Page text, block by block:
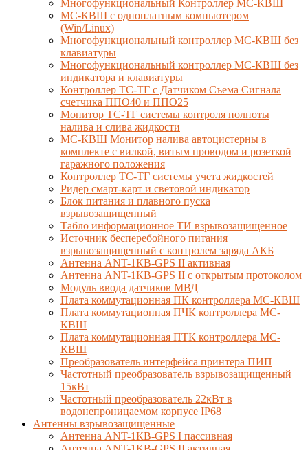
Многофункциональный Контроллер МС-КВШ
МС-КВШ с одноплатным компьютером
(Win/Linux)
Многофункциональный контроллер МС-КВШ без
клавиатуры
Многофункциональный контроллер МС-КВШ без
индикатора и клавиатуры
Контроллер ТС-ТГ с Датчиком Съема Сигнала
счетчика ППО40 и ППО25
Монитор ТС-ТГ системы контроля полноты
налива и слива жидкости
МС-КВШ Монитор налива автоцистерны в
комплекте с вилкой, витым проводом и розеткой
гаражного положения
Контроллер ТС-ТГ системы учета жидкостей
Ридер смарт-карт и световой индикатор
Блок питания и плавного пуска
взрывозащищенный
Табло информационное ТИ взрывозащищенное
Источник бесперебойного питания
взрывозащищенный с контролем заряда АКБ
Антенна ANT-1КВ-GPS II активная
Антенна ANT-1КВ-GPS II с открытым протоколом
Модуль ввода датчиков МВД
Плата коммутационная ПК контроллера МС-КВШ
Плата коммутационная ПЧК контроллера МС-
КВШ
Плата коммутационная ПТК контроллера МС-
КВШ
Преобразователь интерфейса принтера ПИП
Частотный преобразователь взрывозащищенный
15кВт
Частотный преобразователь 22кВт в
водонепроницаемом корпусе IP68
Антенны взрывозащищенные
Антенна ANT-1КВ-GPS I пассивная